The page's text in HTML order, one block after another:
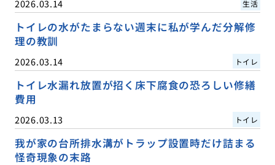
2026.03.14 生活
トイレの水がたまらない週末に私が学んだ分解修
理の教訓
2026.03.14 トイレ
トイレ水漏れ放置が招く床下腐食の恐ろしい修繕
費用
2026.03.13 トイレ
我が家の台所排水溝がトラップ設置時だけ詰まる
怪奇現象の末路